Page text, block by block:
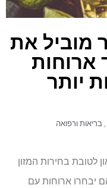
מוביל את
ארוחות
יותר
בריאות ורפואה
לטובת בחירות המזון
יבחרו ארוחות עם